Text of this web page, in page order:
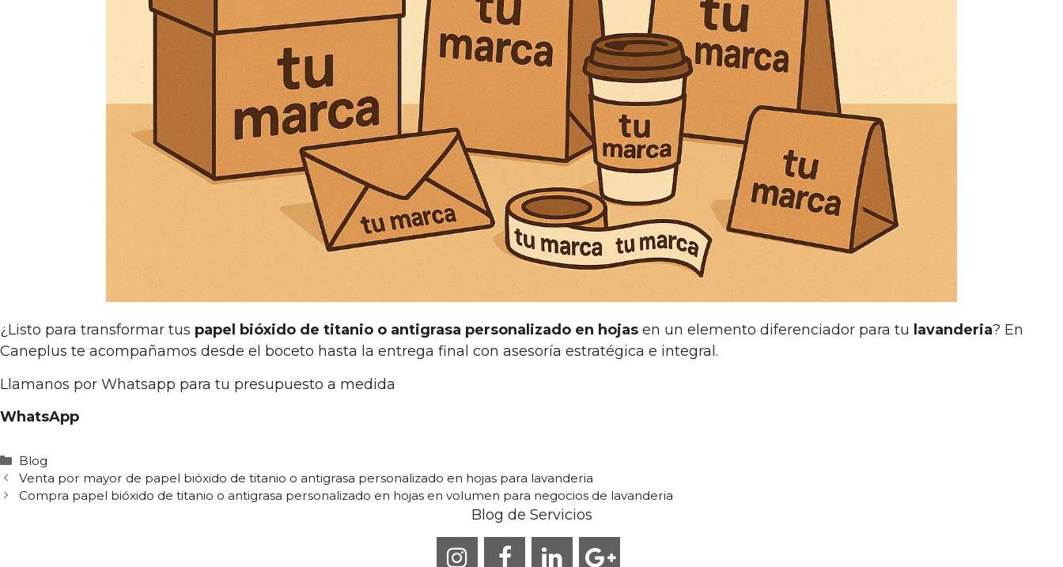
¿Listo para transformar tus papel bióxido de titanio o antigrasa personalizado en hojas en un elemento diferenciador para tu lavanderia? En
Caneplus te acompañamos desde el boceto hasta la entrega final con asesoría estratégica e integral.
Llamanos por Whatsapp para tu presupuesto a medida
WhatsApp
Categorías
Blog
Venta por mayor de papel bióxido de titanio o antigrasa personalizado en hojas para lavanderia
Compra papel bióxido de titanio o antigrasa personalizado en hojas en volumen para negocios de lavanderia
Blog de Servicios